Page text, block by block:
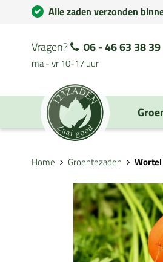
Alle zaden verzonden
Vragen? 06 - 46 63 38 39
ma - vr 10-17 uur
Home Groentezaden